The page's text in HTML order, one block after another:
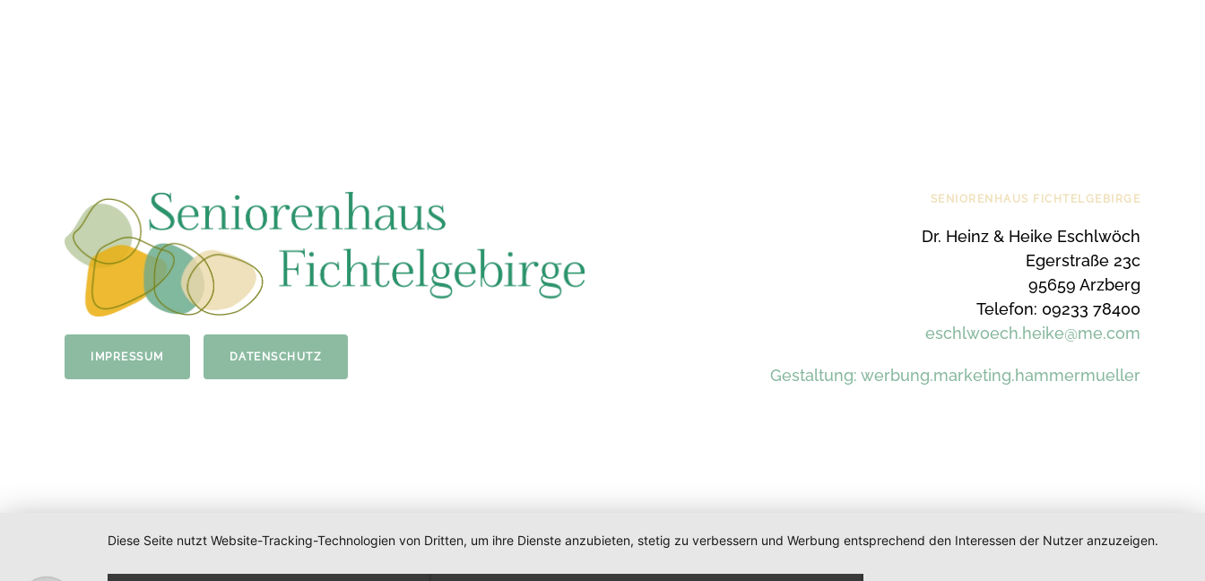
IMPRESSUM DATENSCHUTZ
SENIORENHAUS FICHTELGEBIRGE
Dr. Heinz & Heike Eschlwöch
Egerstraße 23c
95659 Arzberg
Telefon: 09233 78400
eschlwoech.heike@me.com
Gestaltung: werbung.marketing.hammermueller
Diese Seite nutzt Website-Tracking-Technologien von Dritten, um ihre Dienste anzubieten, stetig zu verbessern und Werbung entsprechend den Interessen der Nutzer anzuzeigen.